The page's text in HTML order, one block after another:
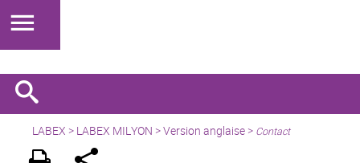
LABEX > LABEX MILYON >Version anglaise> Contact